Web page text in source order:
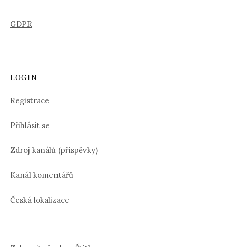
GDPR
LOGIN
Registrace
Přihlásit se
Zdroj kanálů (příspěvky)
Kanál komentářů
Česká lokalizace